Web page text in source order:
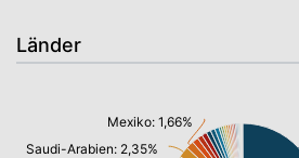
Länder
Saudi-Arabien: 2,35%
Mexiko: 1,66%